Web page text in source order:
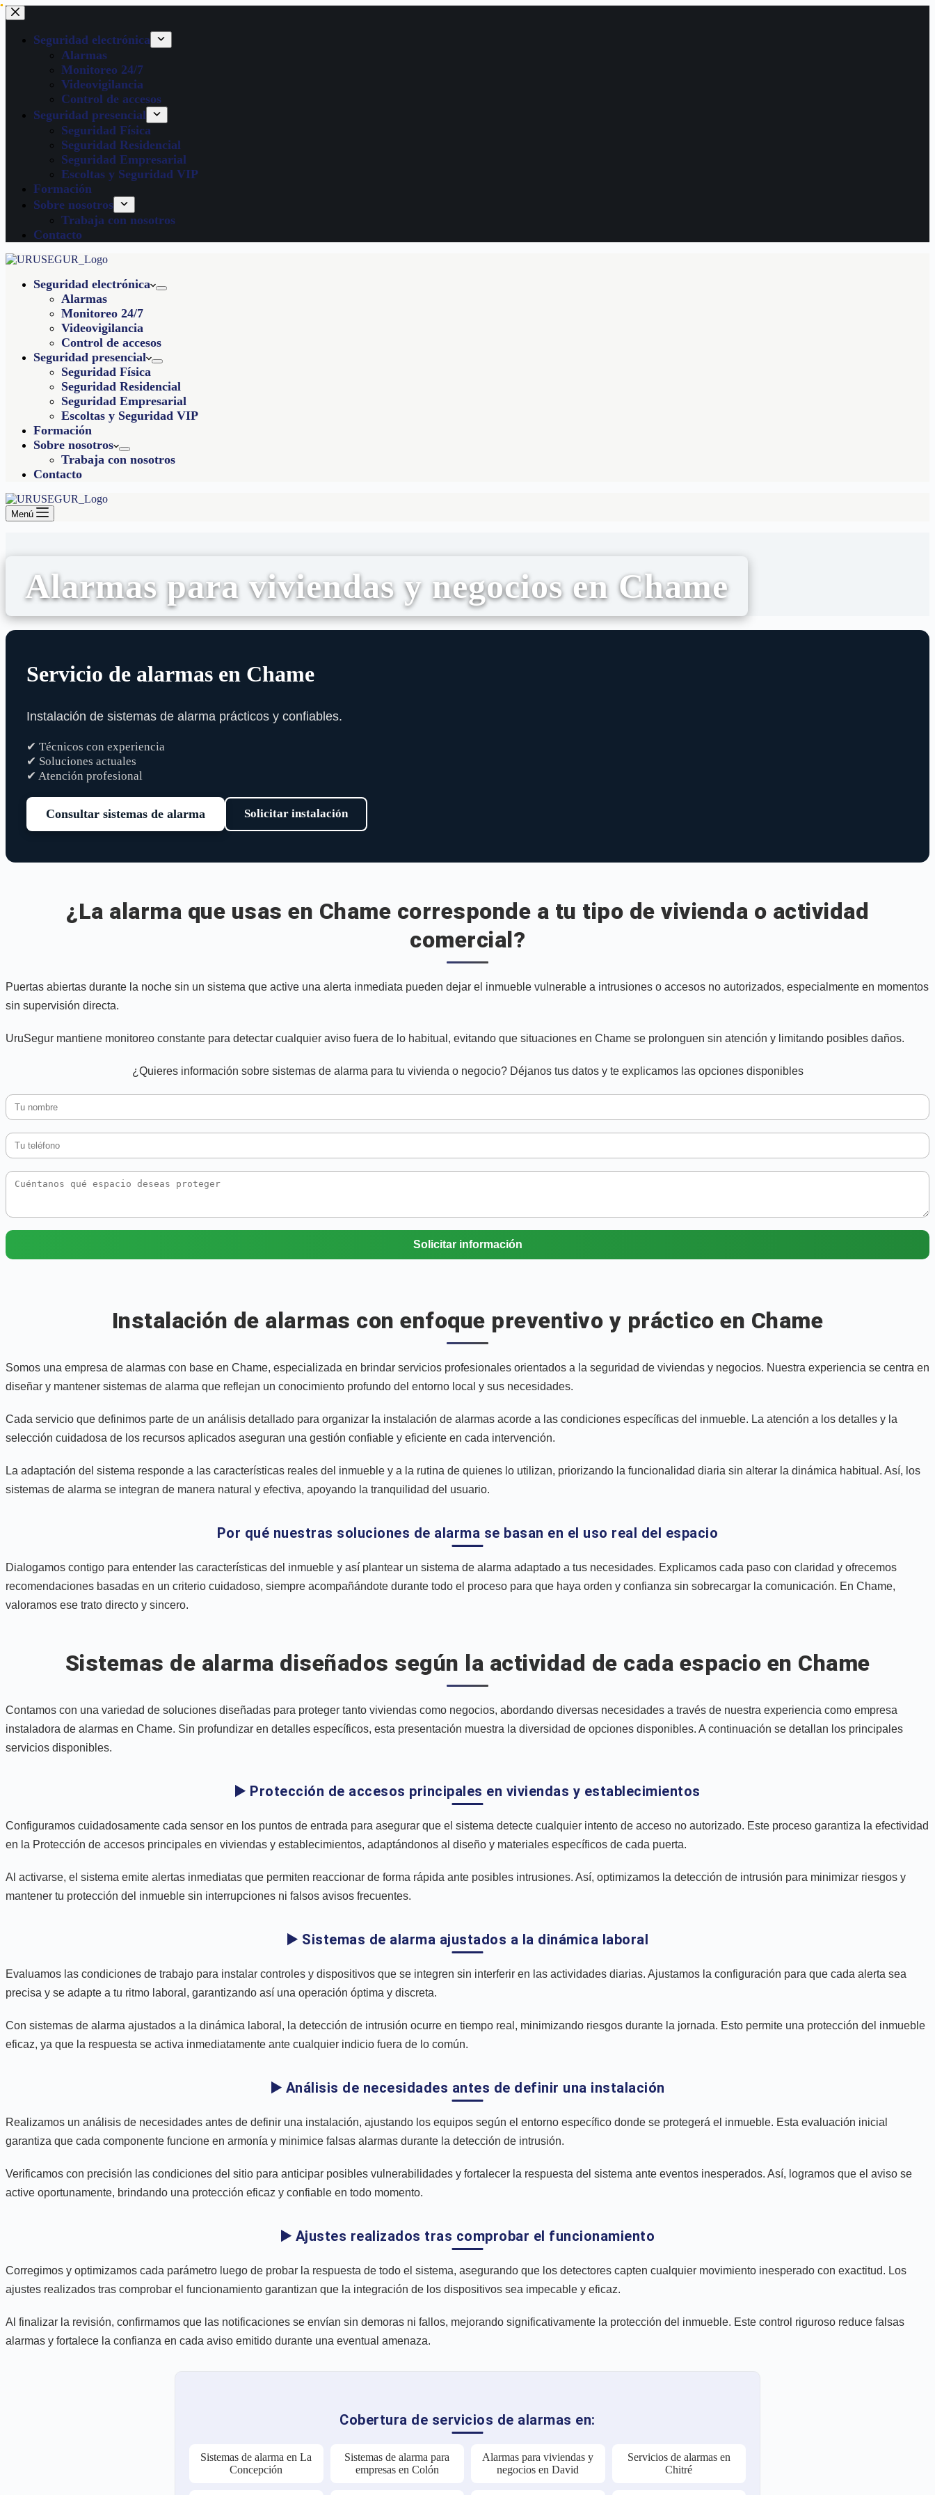
Seguridad electrónica
Alarmas
Monitoreo 24/7
Videovigilancia
Control de accesos
Seguridad presencial
Seguridad Física
Seguridad Residencial
Seguridad Empresarial
Escoltas y Seguridad VIP
Formación
Sobre nosotros
Trabaja con nosotros
Contacto
Seguridad electrónica
Alarmas
Monitoreo 24/7
Videovigilancia
Control de accesos
Seguridad presencial
Seguridad Física
Seguridad Residencial
Seguridad Empresarial
Escoltas y Seguridad VIP
Formación
Sobre nosotros
Trabaja con nosotros
Contacto
Menú
Alarmas para viviendas y negocios en Chame
Servicio de alarmas en Chame
Instalación de sistemas de alarma prácticos y confiables.
✔ Técnicos con experiencia
✔ Soluciones actuales
✔ Atención profesional
Consultar sistemas de alarma Solicitar instalación
¿La alarma que usas en Chame corresponde a tu tipo de vivienda o actividad
comercial?
Puertas abiertas durante la noche sin un sistema que active una alerta inmediata pueden dejar el inmueble vulnerable a intrusiones o accesos no autorizados, especialmente en momentos
sin supervisión directa.
UruSegur mantiene monitoreo constante para detectar cualquier aviso fuera de lo habitual, evitando que situaciones en Chame se prolonguen sin atención y limitando posibles daños.
¿Quieres información sobre sistemas de alarma para tu vivienda o negocio? Déjanos tus datos y te explicamos las opciones disponibles
Solicitar información
Instalación de alarmas con enfoque preventivo y práctico en Chame
Somos una empresa de alarmas con base en Chame, especializada en brindar servicios profesionales orientados a la seguridad de viviendas y negocios. Nuestra experiencia se centra en
diseñar y mantener sistemas de alarma que reflejan un conocimiento profundo del entorno local y sus necesidades.
Cada servicio que definimos parte de un análisis detallado para organizar la instalación de alarmas acorde a las condiciones específicas del inmueble. La atención a los detalles y la
selección cuidadosa de los recursos aplicados aseguran una gestión confiable y eficiente en cada intervención.
La adaptación del sistema responde a las características reales del inmueble y a la rutina de quienes lo utilizan, priorizando la funcionalidad diaria sin alterar la dinámica habitual. Así, los
sistemas de alarma se integran de manera natural y efectiva, apoyando la tranquilidad del usuario.
Por qué nuestras soluciones de alarma se basan en el uso real del espacio
Dialogamos contigo para entender las características del inmueble y así plantear un sistema de alarma adaptado a tus necesidades. Explicamos cada paso con claridad y ofrecemos
recomendaciones basadas en un criterio cuidadoso, siempre acompañándote durante todo el proceso para que haya orden y confianza sin sobrecargar la comunicación. En Chame,
valoramos ese trato directo y sincero.
Sistemas de alarma diseñados según la actividad de cada espacio en Chame
Contamos con una variedad de soluciones diseñadas para proteger tanto viviendas como negocios, abordando diversas necesidades a través de nuestra experiencia como empresa
instaladora de alarmas en Chame. Sin profundizar en detalles específicos, esta presentación muestra la diversidad de opciones disponibles. A continuación se detallan los principales
servicios disponibles.
▶️ Protección de accesos principales en viviendas y establecimientos
Configuramos cuidadosamente cada sensor en los puntos de entrada para asegurar que el sistema detecte cualquier intento de acceso no autorizado. Este proceso garantiza la efectividad
en la Protección de accesos principales en viviendas y establecimientos, adaptándonos al diseño y materiales específicos de cada puerta.
Al activarse, el sistema emite alertas inmediatas que permiten reaccionar de forma rápida ante posibles intrusiones. Así, optimizamos la detección de intrusión para minimizar riesgos y
mantener tu protección del inmueble sin interrupciones ni falsos avisos frecuentes.
▶️ Sistemas de alarma ajustados a la dinámica laboral
Evaluamos las condiciones de trabajo para instalar controles y dispositivos que se integren sin interferir en las actividades diarias. Ajustamos la configuración para que cada alerta sea
precisa y se adapte a tu ritmo laboral, garantizando así una operación óptima y discreta.
Con sistemas de alarma ajustados a la dinámica laboral, la detección de intrusión ocurre en tiempo real, minimizando riesgos durante la jornada. Esto permite una protección del inmueble
eficaz, ya que la respuesta se activa inmediatamente ante cualquier indicio fuera de lo común.
▶️ Análisis de necesidades antes de definir una instalación
Realizamos un análisis de necesidades antes de definir una instalación, ajustando los equipos según el entorno específico donde se protegerá el inmueble. Esta evaluación inicial
garantiza que cada componente funcione en armonía y minimice falsas alarmas durante la detección de intrusión.
Verificamos con precisión las condiciones del sitio para anticipar posibles vulnerabilidades y fortalecer la respuesta del sistema ante eventos inesperados. Así, logramos que el aviso se
active oportunamente, brindando una protección eficaz y confiable en todo momento.
▶️ Ajustes realizados tras comprobar el funcionamiento
Corregimos y optimizamos cada parámetro luego de probar la respuesta de todo el sistema, asegurando que los detectores capten cualquier movimiento inesperado con exactitud. Los
ajustes realizados tras comprobar el funcionamiento garantizan que la integración de los dispositivos sea impecable y eficaz.
Al finalizar la revisión, confirmamos que las notificaciones se envían sin demoras ni fallos, mejorando significativamente la protección del inmueble. Este control riguroso reduce falsas
alarmas y fortalece la confianza en cada aviso emitido durante una eventual amenaza.
Cobertura de servicios de alarmas en:
Sistemas de alarma en La
Concepción
Sistemas de alarma para
empresas en Colón
Alarmas para viviendas y
negocios en David
Servicios de alarmas en
Chitré